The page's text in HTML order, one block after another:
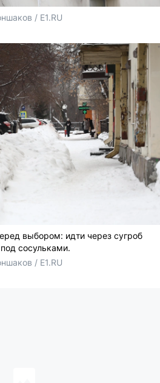
/ E1.RU
выбором: идти через сугроб
сосульками.
/ E1.RU